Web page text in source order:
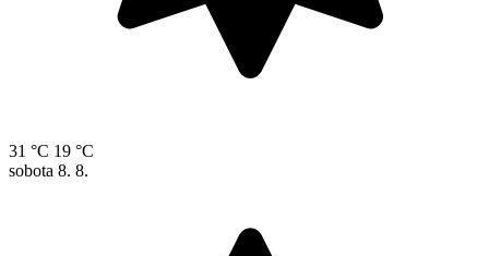
31 °C 19 °C
sobota 8. 8.